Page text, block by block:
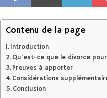
Contenu de la page
Introduction
Qu’est-ce que le divorce
Preuves à apporter
Considérations
Conclusion